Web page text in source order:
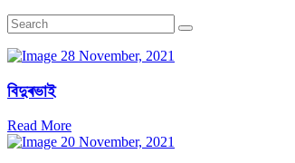
28 November, 2021
বিদুৰভাই
Read More
20 November, 2021